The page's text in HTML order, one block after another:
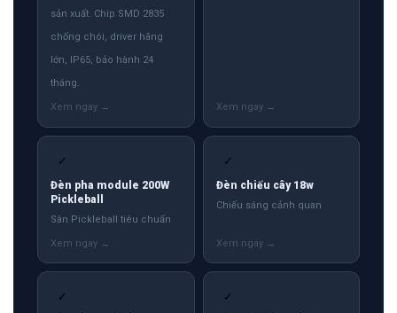
sản xuất. Chip SMD 2835
chống chói, driver hãng
lớn, IP65, bảo hành 24
tháng.
✓
Đèn pha module 200W
Pickleball
Sân Pickleball tiêu chuẩn
✓
Đèn chiếu cây 18w
Chiếu sáng cảnh quan
✓ ✓